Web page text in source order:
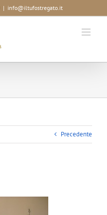
| info@iltufostregato.it
Precedente